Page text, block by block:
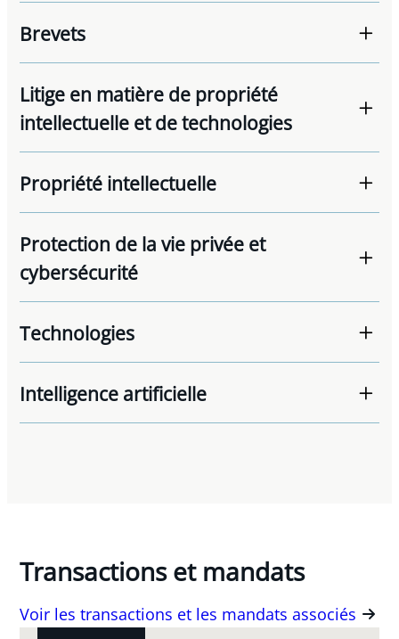
Brevets
Litige en matière de propriété
intellectuelle et de technologies
Propriété intellectuelle
Protection de la vie privée et
cybersécurité
Technologies
Intelligence artificielle
Transactions et mandats
Voir les transactions et les mandats associés